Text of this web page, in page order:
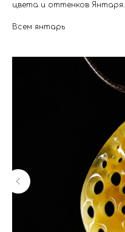
цвета и оттенков
Всем янтарь